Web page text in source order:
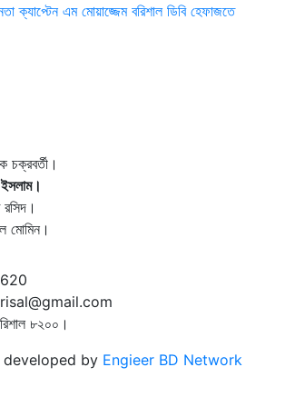
ক্যাপ্টেন এম মোয়াজ্জেম বরিশাল ডিবি হেফাজতে
চক্রবর্তী।
মোমিন।
৮২০০।
developed by Engieer BD Network